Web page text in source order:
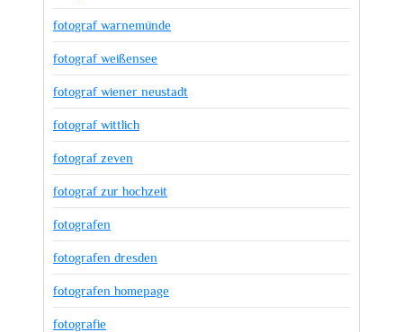
fotograf warnemünde
fotograf weißensee
fotograf wiener neustadt
fotograf wittlich
fotograf zeven
fotograf zur hochzeit
fotografen
fotografen dresden
fotografen homepage
fotografie